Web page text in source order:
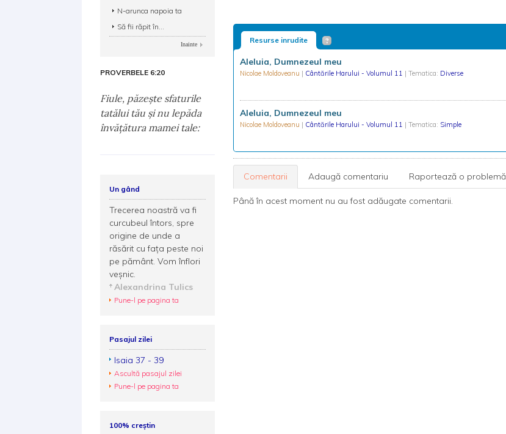
Resurse inrudite
Aleluia, Dumnezeul meu
Nicolae Moldoveanu | Cântările Harului - Volumul 11 | Tematica: Diverse
Aleluia, Dumnezeul meu
Nicolae Moldoveanu | Cântările Harului - Volumul 11 | Tematica: Simple
Comentarii Adaugă comentariu Raportează o problemă
Până în acest moment nu au fost adăugate comentarii.
N-arunca napoia ta
Să fii răpit în...
Inainte
PROVERBELE 6:20
Fiule, păzeşte sfaturile
tatălui tău şi nu lepăda
învăţătura mamei tale:
Un gând
Trecerea noastră va fi
curcubeul întors, spre
origine de unde a
răsărit cu fața peste noi
pe pământ. Vom înflori
veșnic.
Alexandrina Tulics
Pune-l pe pagina ta
Pasajul zilei
Isaia 37 - 39
Ascultă pasajul zilei
Pune-l pe pagina ta
100% creștin